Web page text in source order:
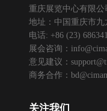
重庆展览中心有限公
地址：中国重庆市九
电话: +86 (23)
展会咨询：
意见建议：
商务合作：
关注我们